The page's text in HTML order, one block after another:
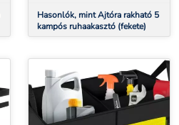
Hasonlók, mint Ajtóra rakható 5
kampós ruhaakasztó (fekete)